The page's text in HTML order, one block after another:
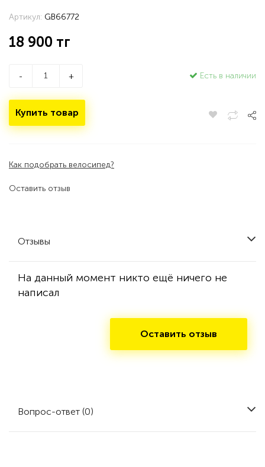
Оставить отзыв
Артикул: GB66772
18 900 тг
- + Есть в наличии
Купить товар
Как подобрать велосипед?
Отзывы
На данный момент никто ещё ничего не
написал
Оставить отзыв
Вопрос-ответ (0)